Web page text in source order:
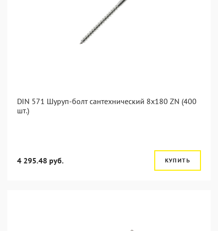
DIN 571 Шуруп-болт сантехнический 8x180 ZN (400
шт.)
4 295.48 руб. КУПИТЬ